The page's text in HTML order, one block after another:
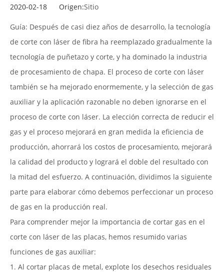
2020-02-18 Origen:Sitio
Guía: Después de casi diez años de desarrollo, la tecnología
de corte con láser de fibra ha reemplazado gradualmente la
tecnología de puñetazo y corte, y ha dominado la industria
de procesamiento de chapa. El proceso de corte con láser
también se ha mejorado enormemente, y la selección de gas
auxiliar y la aplicación razonable no deben ignorarse en el
proceso de corte con láser. La elección correcta de reducir el
gas y el proceso mejorará en gran medida la eficiencia de
producción, ahorrará los costos de procesamiento, mejorará
la calidad del producto y logrará el doble del resultado con
la mitad del esfuerzo. A continuación, dividimos la siguiente
parte para elaborar cómo debemos perfeccionar un proceso
de gas en la producción real.
Para comprender mejor la importancia de cortar gas en el
corte con láser de las placas, hemos resumido varias
funciones de gas auxiliar:
1. Al cortar placas de metal, explote los desechos residuales